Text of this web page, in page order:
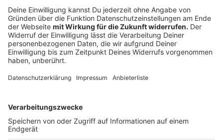
Das ist der Kitchen Club by Nelson Müller
Anzeige
Bei euch läuft das Radio in der Küche, bei uns die
Küche im Radio. Starkoch Nelson Müller lädt uns
Nachkochen oder Nachkochen lassen. Nelson nimmt
uns mit in seine Küche und weiht uns in die
Geheimnisse eines bekannten Profikochs ein. Der